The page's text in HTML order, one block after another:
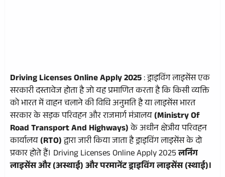
Driving Licenses Online Apply 2025: ड्राइविंग लाइसेंस एक
सरकारी दस्तावेज होता है जो यह प्रमाणित करता है कि किसी व्यक्ति
को भारत में वाहन चलाने की विधि अनुमति है या लाइसेंस भारत
सरकार के सड़क परिवहन और राजमार्ग मंत्रालय(Ministry Of
Road Transport And Highways)के अधीन क्षेत्रीय परिवहन
कार्यालय(RTO)द्वारा जारी किया जाता है ड्राइविंग लाइसेंस के दो
प्रकार होते हैं। Driving Licenses Online Apply 2025लर्निंग
लाइसेंस और (अस्थाई) और परमानेंट ड्राइविंग लाइसेंस (स्थाई)।